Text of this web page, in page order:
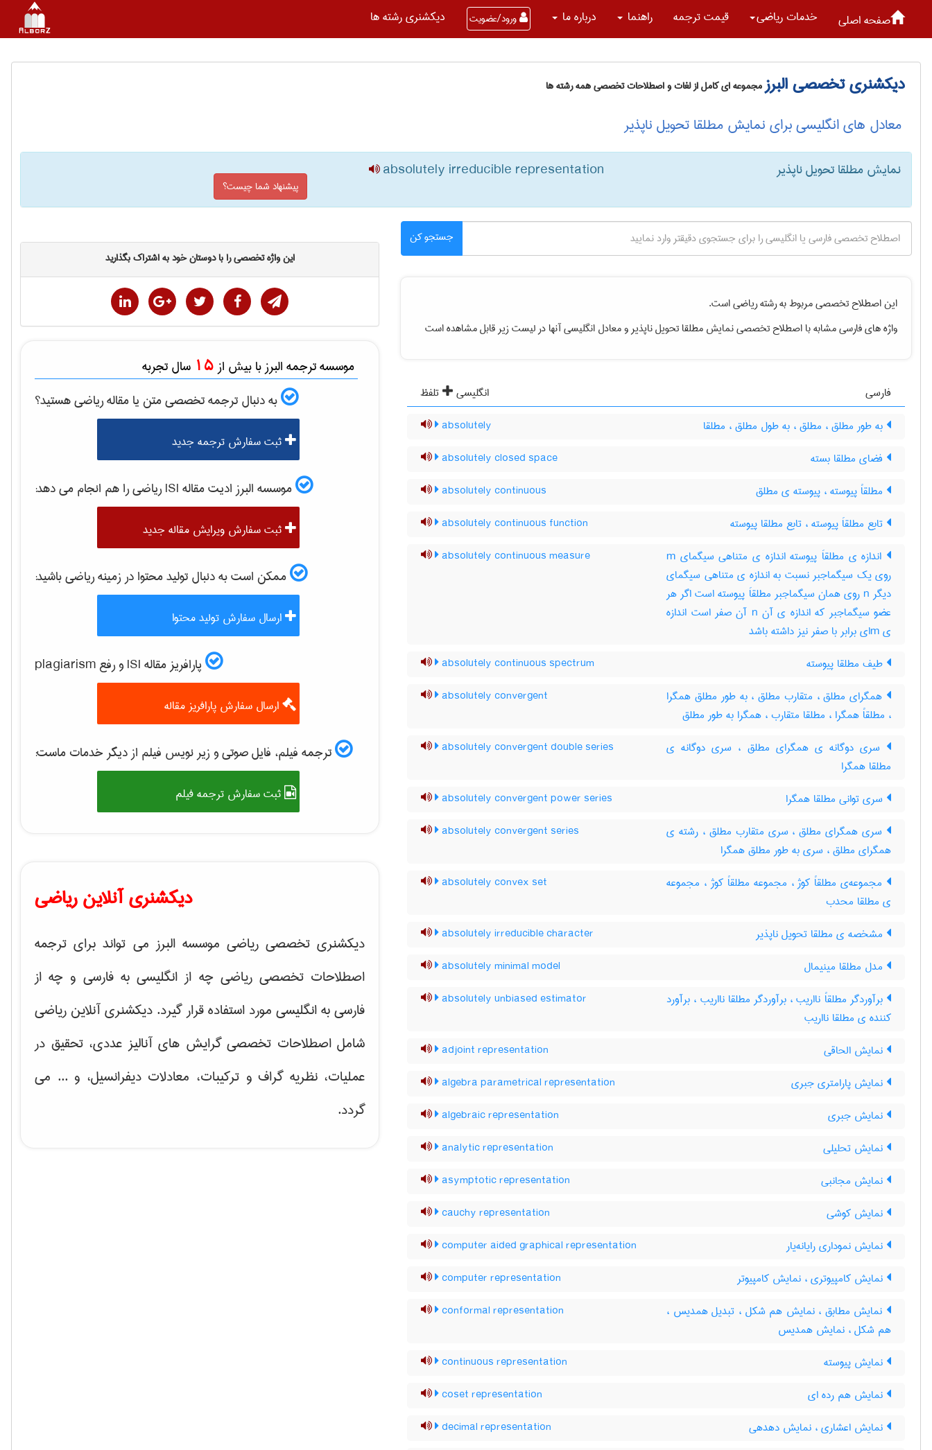
صفحه اصلی خدمات رياضی قیمت ترجمه راهنما درباره ما ورود/عضویت دیکشنری رشته ها
دیکشنری تخصصی البرزمجموعه ای کامل از لغات و اصطلاحات تخصصی همه رشته ها
معادل های انگلیسی برای نمایش مطلقا تحویل ناپذیر
نمایش مطلقا تحویل ناپذیر absolutely irreducible representation
پیشنهاد شما چیست؟
جستجو کن
این اصطلاح تخصصی مربوط به رشتهرياضیاست.
واژه های فارسی مشابه با اصطلاح تخصصینمایش مطلقا تحویل ناپذیرو معادل انگلیسی آنها در لیست زیر قابل مشاهده است
فارسی انگلیسی
تلفظ
به طور مطلق ، مطلق ، به طول مطلق ، مطلقا
absolutely
فضای مطلقا بسته absolutely closed space
مطلقاً پیوسته ، پیوسته ی مطلق absolutely continuous
تابع مطلقاَ پیوسته ، تابع مطلقا پیوسته absolutely continuous function
اندازه ی مطلقاَ پیوسته اندازه ی متناهی سیگمای m
روی یک سیگماجبر نسبت به اندازه ی متناهی سیگمای
دیگر n روی همان سیگماجبر مطلقاَ پیوسته است اگر هر
عضو سیگماجبر که اندازه ی آن n آن صفر است اندازه
ی mای برابر با صفر نیز داشته باشد
absolutely continuous measure
طیف مطلقا پیوسته absolutely continuous spectrum
همگرای مطلق ، متقارب مطلق ، به طور مطلق همگرا
، مطلقاً همگرا ، مطلقا متقارب ، همگرا به طور مطلق
absolutely convergent
سری دوگانه ی همگرای مطلق ، سری دوگانه ی
مطلقا همگرا
absolutely convergent double series
سری توانی مطلقا همگرا absolutely convergent power series
سری همگرای مطلق ، سری متقارب مطلق ، رشته ی
همگرای مطلق ، سری به طور مطلق همگرا
absolutely convergent series
مجموعه‌ی مطلقاً کوژ ، مجموعه مطلقاً کوژ ، مجموعه
ی مطلقا محدب
absolutely convex set
مشخصه ی مطلقا تحویل ناپذیر absolutely irreducible character
مدل مطلقا مینیمال absolutely minimal model
برآوردگر مطلقاً نااریب ، برآوردگر مطلقا نااریب ، برآورد
کننده ی مطلقا نااریب
absolutely unbiased estimator
نمایش الحاقی adjoint representation
نمایش پارامتری جبری algebra parametrical representation
نمایش جبری algebraic representation
نمایش تحلیلی analytic representation
نمایش مجانبی asymptotic representation
نمایش کوشی cauchy representation
نمایش نموداری رایانه‌یار computer aided graphical representation
نمایش کامپیوتری ، نمایش کامپیوتر computer representation
نمایش مطابق ، نمایش هم شکل ، تبدیل همدیس ،
هم شکل ، نمایش همدیس
conformal representation
نمایش پیوسته continuous representation
نمایش هم رده ای coset representation
نمایش اعشاری ، نمایش دهدهی decimal representation
این واژه تخصصی را با دوستان خود به اشتراک بگذارید
موسسه ترجمه البرز با بیش از 15 سال تجربه
به دنبال ترجمه تخصصی متن یا مقالهرياضیهستید؟
ثبت سفارش ترجمه جدید
موسسه البرز ادیت مقاله ISI رياضیرا هم انجام می دهد:
ثبت سفارش ویرایش مقاله جدید
ممکن است به دنبال تولید محتوا در زمینهرياضیباشید:
ارسال سفارش تولید محتوا
پارافریز مقاله ISI و رفع plagiarism
ارسال سفارش پارافریز مقاله
ترجمه فیلم، فایل صوتی و زیر نویس فیلم از دیگر خدمات ماست:
ثبت سفارش ترجمه فیلم
دیکشنری آنلاین ریاضی
دیکشنری تخصصی ریاضی موسسه البرز می تواند برای ترجمه
اصطلاحات تخصصی ریاضی چه از انگلیسی به فارسی و چه از
فارسی به انگلیسی مورد استفاده قرار گیرد. دیکشنری آنلاین ریاضی
شامل اصطلاحات تخصصی گرایش هایآنالیز عددی، تحقیق در
عملیات، نظریه گراف و تركیبات، معادلات دیفرانسیل، و ... می
گردد.